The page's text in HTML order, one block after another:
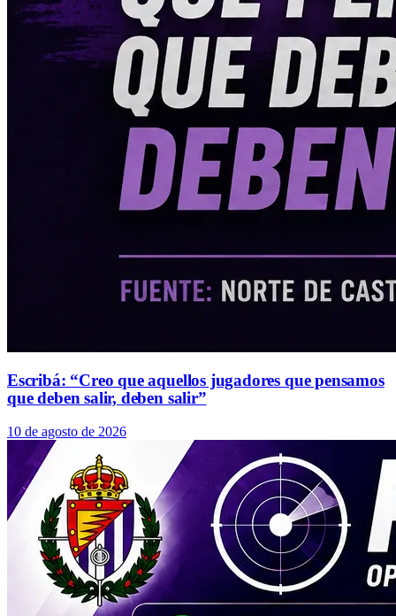
Escribá: “Creo que aquellos jugadores que pensamos
que deben salir, deben salir”
10 de agosto de 2026